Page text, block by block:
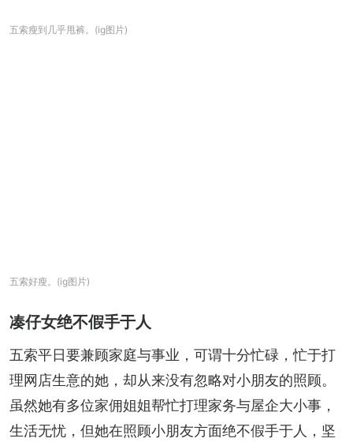
五索瘦到几乎甩裤。(ig图片)
五索好瘦。(ig图片)
凑仔女绝不假手于人
五索平日要兼顾家庭与事业，可谓十分忙碌，忙于打
理网店生意的她，却从来没有忽略对小朋友的照顾。
虽然她有多位家佣姐姐帮忙打理家务与屋企大小事，
生活无忧，但她在照顾小朋友方面绝不假手于人，坚